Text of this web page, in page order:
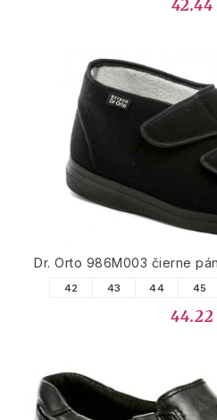
Dr. Orto 986M003 čierne
42 43 44 45